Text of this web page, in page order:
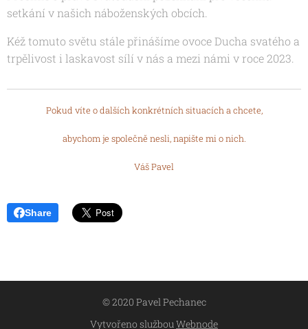
setkání v našich náboženských obcích.
Kéž tomuto světu stále přinášíme ovoceDucha svatého a
trpělivost i laskavost sílí v nás a mezi námi v roce 2023.
Pokud víte o dalších konkrétních situacích a chcete,
abychom je společně nesli, napište mi o nich.
Váš Pavel
Share
© 2020 Pavel Pechanec
Vytvořeno službouWebnode